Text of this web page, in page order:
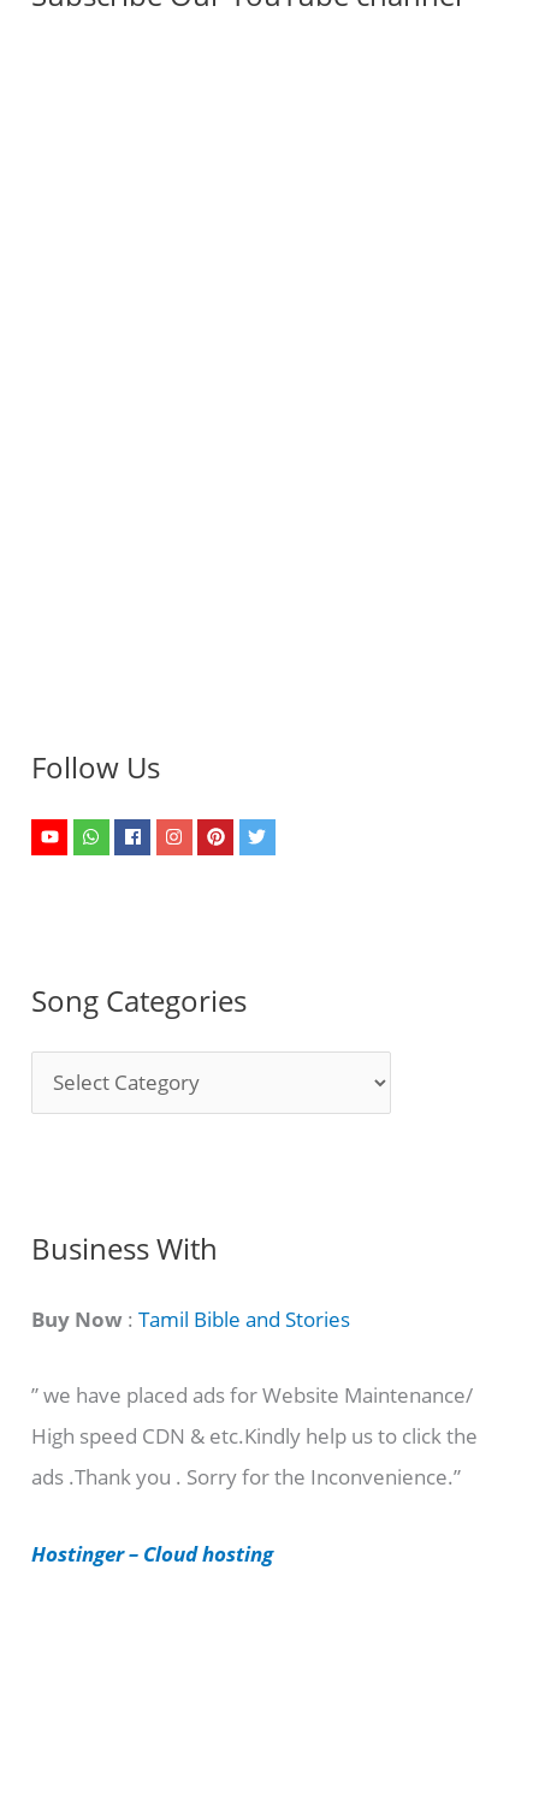
Follow Us
Song Categories
o
C
t
g
o
r
e
Business With
Buy Now :Tamil Bible and Stories
” we have placed ads for Website Maintenance/
High speed CDN & etc.Kindly help us to click the
ads .Thank you . Sorry for the Inconvenience.”
Hostinger – Cloud hosting